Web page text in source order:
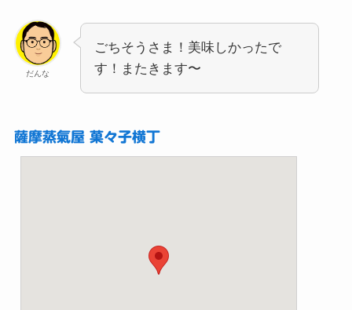
だんな
ごちそうさま！美味しかったで
す！またきます〜
薩摩蒸氣屋 菓々子横丁